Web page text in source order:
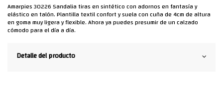
Amarpies 30226 Sandalia tiras en sintético con adornos en fantasía y
elástico en talón. Plantilla textil confort y suela con cuña de 4cm de altura
en goma muy ligera y flexible. Ahora ya puedes presumir de un calzado
cómodo para el día a día.
Detalle del producto